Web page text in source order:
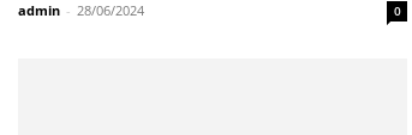
admin - 28/06/2024 0